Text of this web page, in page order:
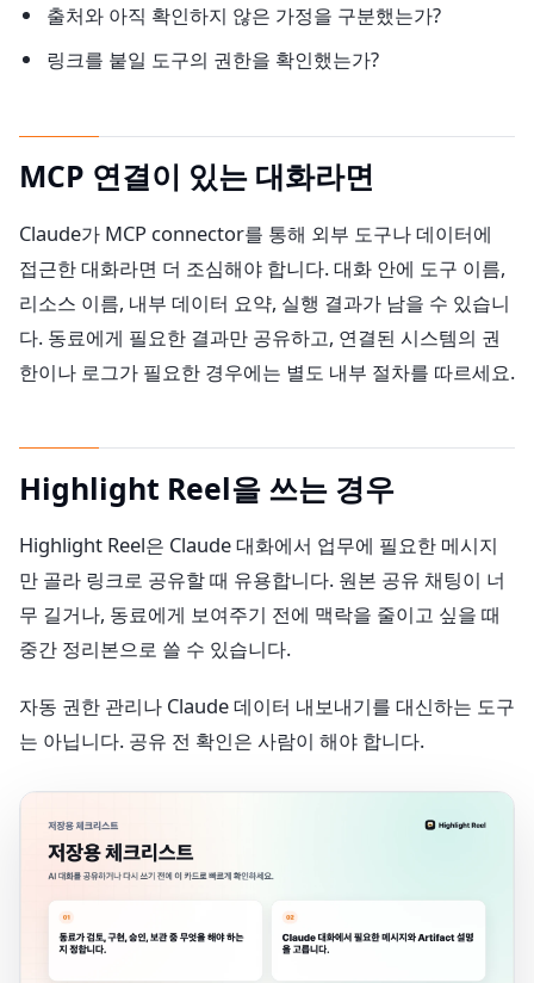
출처와 아직 확인하지 않은 가정을 구분했는가?
링크를 붙일 도구의 권한을 확인했는가?
MCP 연결이 있는 대화라면
Claude가 MCP connector를 통해 외부 도구나 데이터에
접근한 대화라면 더 조심해야 합니다. 대화 안에 도구 이름,
리소스 이름, 내부 데이터 요약, 실행 결과가 남을 수 있습니
다. 동료에게 필요한 결과만 공유하고, 연결된 시스템의 권
한이나 로그가 필요한 경우에는 별도 내부 절차를 따르세요.
Highlight Reel을 쓰는 경우
Highlight Reel은 Claude 대화에서 업무에 필요한 메시지
만 골라 링크로 공유할 때 유용합니다. 원본 공유 채팅이 너
무 길거나, 동료에게 보여주기 전에 맥락을 줄이고 싶을 때
중간 정리본으로 쓸 수 있습니다.
자동 권한 관리나 Claude 데이터 내보내기를 대신하는 도구
는 아닙니다. 공유 전 확인은 사람이 해야 합니다.